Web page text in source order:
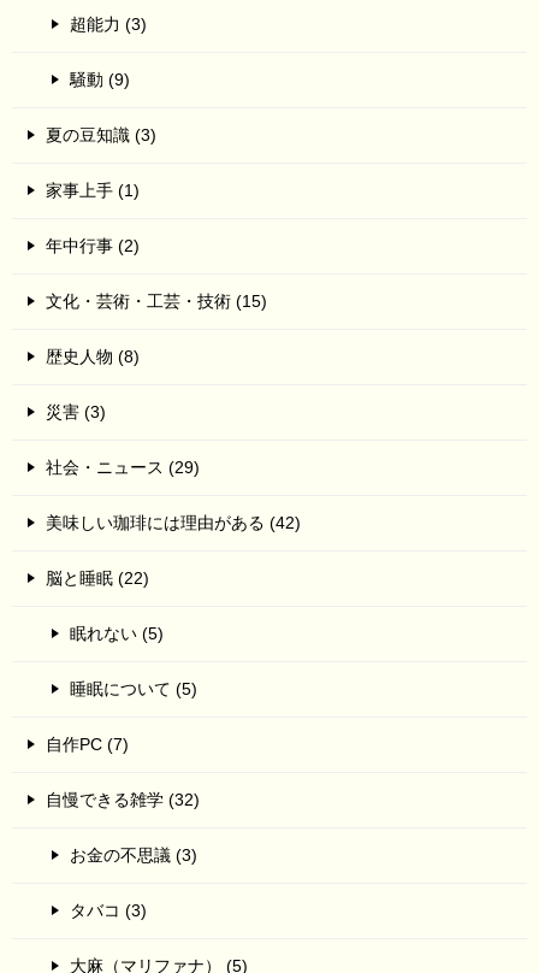
超能力 (3)
騒動 (9)
夏の豆知識 (3)
家事上手 (1)
年中行事 (2)
文化・芸術・工芸・技術 (15)
歴史人物 (8)
災害 (3)
社会・ニュース (29)
美味しい珈琲には理由がある (42)
脳と睡眠 (22)
眠れない (5)
睡眠について (5)
自作PC (7)
自慢できる雑学 (32)
お金の不思議 (3)
タバコ (3)
大麻（マリファナ） (5)